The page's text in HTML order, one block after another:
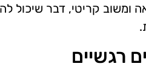
ומשוב קריטי, דבר שיכול
רגשיים